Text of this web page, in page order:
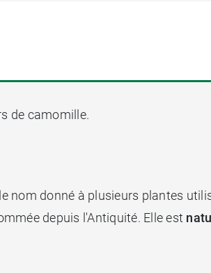
de camomille.
nom donné à plusieurs plantes
depuis l'Antiquité. Elle est